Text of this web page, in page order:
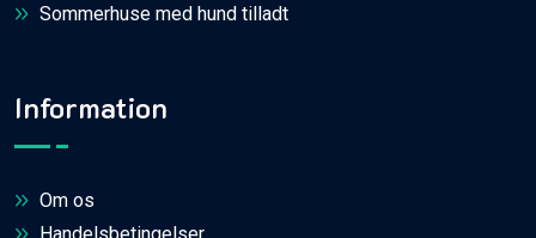
Sommerhuse med hund tilladt
Information
Om os
Handelsbetingelser